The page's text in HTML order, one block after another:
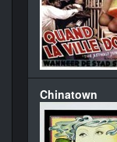
Chinatown